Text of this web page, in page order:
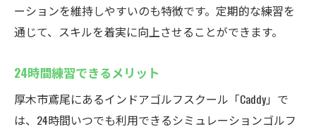
ーションを維持しやすいのも特徴です。定期的な練習を
通じて、スキルを着実に向上させることができます。
24時間練習できるメリット
厚木市鳶尾にあるインドアゴルフスクール「Caddy」で
は、24時間いつでも利用できるシミュレーションゴルフ